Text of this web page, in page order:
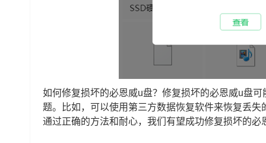
如何修复损坏的必恩威u盘？修复损坏的必恩威u盘
题。比如，可以使用第三方数据恢复软件来恢复丢
通过正确的方法和耐心，我们有望成功修复损坏的必